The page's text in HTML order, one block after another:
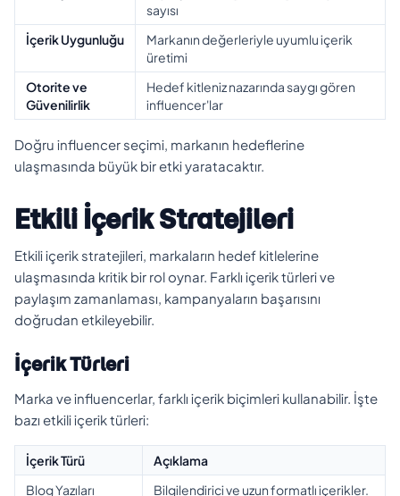
sayısı
İçerik Uygunluğu
Markanın değerleriyle uyumlu içerik
üretimi
Otorite ve
Güvenilirlik
Hedef kitleniz nazarında saygı gören
influencer'lar
Doğru influencer seçimi, markanın hedeflerine
ulaşmasında büyük bir etki yaratacaktır.
Etkili İçerik Stratejileri
Etkili içerik stratejileri, markaların hedef kitlelerine
ulaşmasında kritik bir rol oynar. Farklı içerik türleri ve
paylaşım zamanlaması, kampanyaların başarısını
doğrudan etkileyebilir.
İçerik Türleri
Marka ve influencerlar, farklı içerik biçimleri kullanabilir. İşte
bazı etkili içerik türleri:
İçerik Türü
Açıklama
Blog Yazıları
Bilgilendirici ve uzun formatlı içerikler.